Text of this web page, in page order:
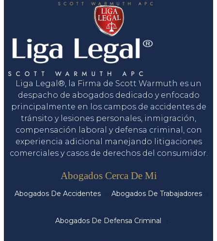
Liga Legal®, la Firma de Scott Warmuth es un
despacho de abogados dedicado y enfocado
principalmente en los campos de accidentes de
tránsito y lesiones personales, inmigración,
compensación laboral y defensa criminal, con
experiencia adicional manejando litigaciones
comerciales y casos de derechos del consumidor.
Abogados Cerca De Mi
Abogados De Accidentes Abogados De Trabajadores
Abogados De Defensa Criminal